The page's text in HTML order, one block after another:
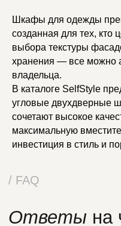
Шкафы для одежды
созданная для тех, кто
выбора текстуры
хранения — все можно
владельца.
В каталоге SelfStyle
угловые двухдверные
сочетают высокое
максимальную
инвестиция в стиль и
Шоурум в мебельном
Roomer
+7 (903) 590-33-34
О нас
Доставка и оплата
Каталог